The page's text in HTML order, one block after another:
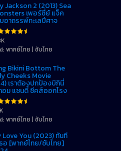
Jackson 2 (2013) Sea
เพอร์ซี่ย์ แจ็ค
อาถรรพ์ทะเลปีศาจ
พากย์ไทย | ซับไทย
Bikini Bottom The
Cheeks Movie
เราต้องปกป้องบิกินี่
ม แซนดี้ ชีคส์ออกโรง
พากย์ไทย | ซับไทย
Love You (2023) ทันที
อ [พากย์ไทย/ซับไทย]